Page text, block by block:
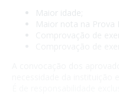
Maior idade;
Maior nota na Prova